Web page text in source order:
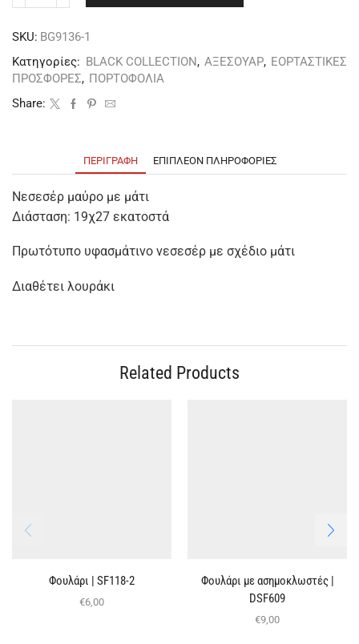
SKU: BG9136-1
Κατηγορίες: BLACK COLLECTION, ΑΞΕΣΟΥΑΡ, ΕΟΡΤΑΣΤΙΚΕΣ
ΠΡΟΣΦΟΡΕΣ, ΠΟΡΤΟΦΟΛΙΑ
Share:
ΠΕΡΙΓΡΑΦΉ ΕΠΙΠΛΈΟΝ ΠΛΗΡΟΦΟΡΊΕΣ
Νεσεσέρ μαύρο με μάτι
Διάσταση: 19χ27 εκατοστά
Πρωτότυπο υφασμάτινο νεσεσέρ με σχέδιο μάτι
Διαθέτει λουράκι
Related Products
Φουλάρι | SF118-2
€6,00
Φουλάρι με ασημοκλωστές |
DSF609
€9,00